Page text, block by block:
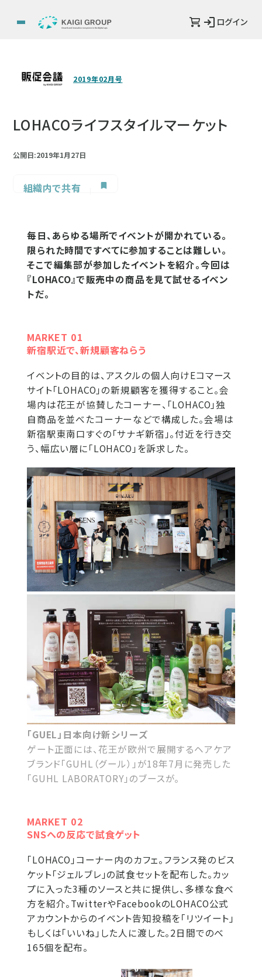
ログイン
2019年02月号
LOHACOライフスタイルマーケット
公開日:2019年1月27日
組織内で共有
毎日、あらゆる場所でイベントが開かれている。
限られた時間ですべてに参加することは難しい。
そこで編集部が参加したイベントを紹介。今回は
『LOHACO』で販売中の商品を見て試せるイベン
トだ。
MARKET 01
新宿駅近で、新規顧客ねらう
イベントの目的は、アスクルの個人向けEコマース
サイト「LOHACO」の新規顧客を獲得すること。会
場内は花王が協賛したコーナー、「LOHACO」独
自商品を並べたコーナーなどで構成した。会場は
新宿駅東南口すぐの「サナギ新宿」。付近を行き交
う、幅広い層に「LOHACO」を訴求した。
「GUEL」日本向け新シリーズ
ゲート正面には、花王が欧州で展開するヘアケア
ブランド「GUHL（グール）」が18年7月に発売した
「GUHL LABORATORY」のブースが。
MARKET 02
SNSへの反応で試食ゲット
「LOHACO」コーナー内のカフェ。フランス発のビス
ケット「ジェルブレ」の試食セットを配布した。カッ
プに入った3種のソースと共に提供し、多様な食べ
方を紹介。TwitterやFacebookのLOHACO公式
アカウントからのイベント告知投稿を「リツイート」
もしくは「いいね」した人に渡した。2日間でのべ
165個を配布。